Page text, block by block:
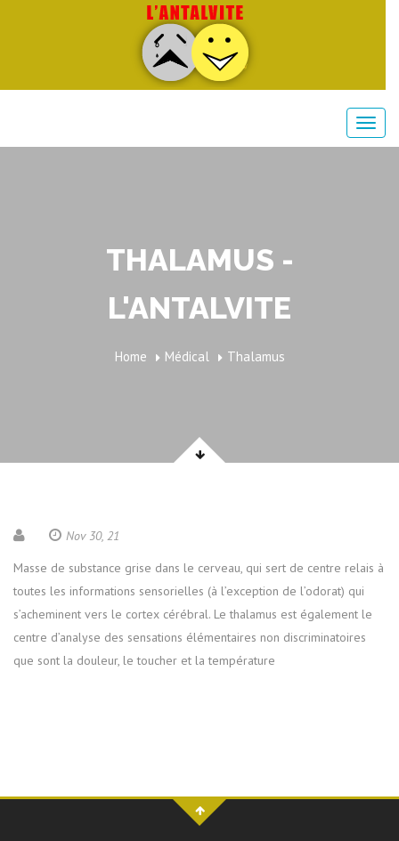
THALAMUS -
L'ANTALVITE
Home Médical Thalamus
Nov 30, 21
Masse de substance grise dans le cerveau, qui sert de centre relais à
toutes les informations sensorielles (à l’exception de l’odorat) qui
s’acheminent vers le cortex cérébral. Le thalamus est également le
centre d’analyse des sensations élémentaires non discriminatoires
que sont la douleur, le toucher et la température